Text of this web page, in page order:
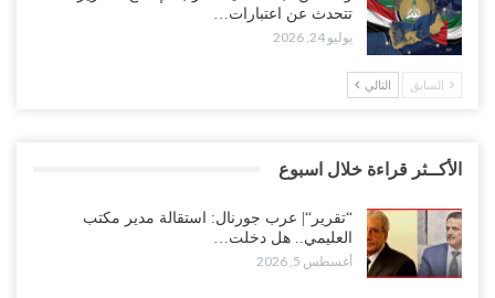
تتحدث عن اعتبارات…
يوليو 24, 2026
السابق التالي
الأكــثر قراءة خلال اسبوع
“تقرير“| عرب جورنال: استقالة مدير مكتب
العليمي.. هل دخلت…
أغسطس 5, 2026